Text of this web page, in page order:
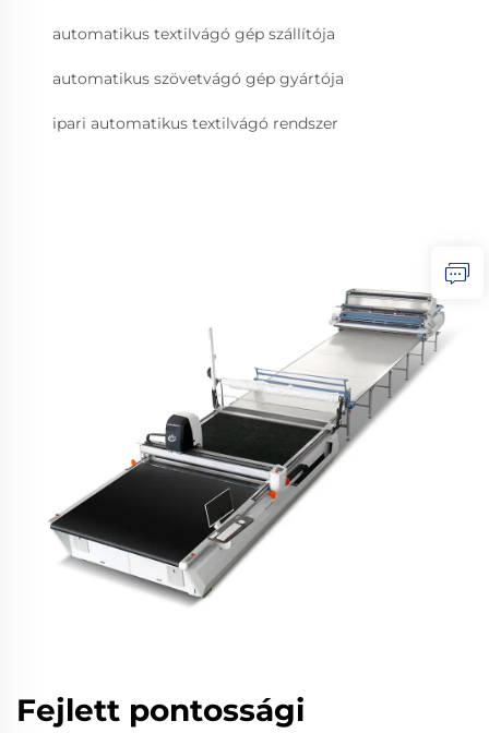
automatikus textilvágó gép szállítója
automatikus szövetvágó gép gyártója
ipari automatikus textilvágó rendszer
Fejlett pontossági